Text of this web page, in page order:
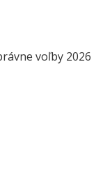
voľby 2026